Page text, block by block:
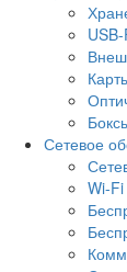
Сетевое
Wi-